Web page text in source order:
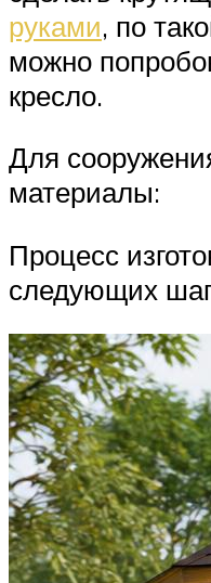
руками, по
можно
кресло.
Для
материалы:
Процесс
следующих